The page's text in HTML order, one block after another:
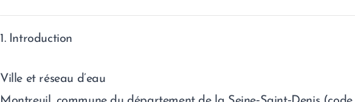
1. Introduction
Ville et réseau d’eau